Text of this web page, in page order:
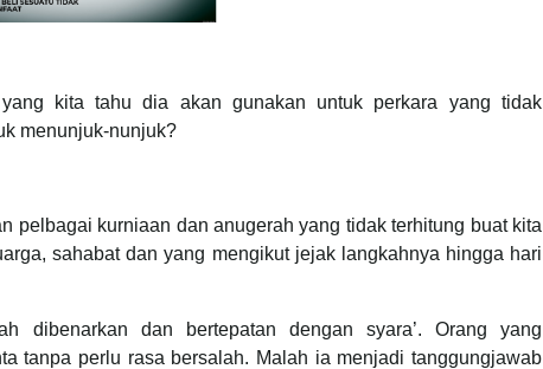
kita tahu dia akan gunakan untuk perkara yang tidak
menunjuk-nunjuk?
pelbagai kurniaan dan anugerah yang tidak terhitung buat kita
sahabat dan yang mengikut jejak langkahnya hingga hari
dibenarkan dan bertepatan dengan syara’. Orang yang
tanpa perlu rasa bersalah. Malah ia menjadi tanggungjawab